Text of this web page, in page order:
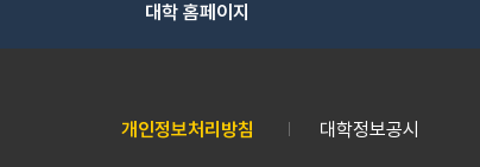
대학 홈페이지
개인정보처리방침 대학정보공시